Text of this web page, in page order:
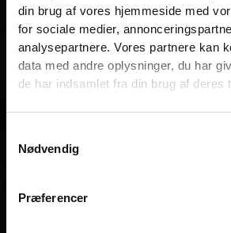
din brug af vores hjemmeside med
for sociale medier,
analysepartnere. Vores partnere kan
data med andre oplysninger, du har
de har indsamlet fra din brug af deres
Nødvendig
Præferencer